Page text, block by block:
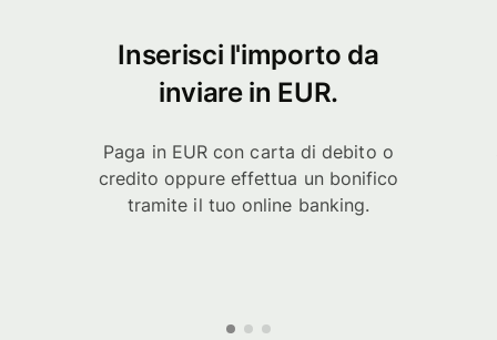
Inserisci l'importo da
inviare in EUR.
Paga in EUR con carta di debito o
credito oppure effettua un bonifico
tramite il tuo online banking.